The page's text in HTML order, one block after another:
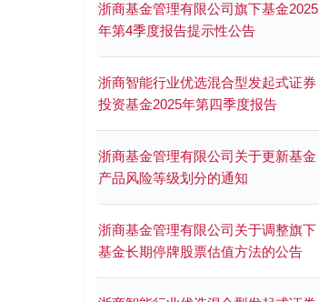
浙商基金管理有限公司旗下基金2025
年第4季度报告提示性公告
浙商智能行业优选混合型发起式证券
投资基金2025年第四季度报告
浙商基金管理有限公司关于更新基金
产品风险等级划分的通知
浙商基金管理有限公司关于调整旗下
基金长期停牌股票估值方法的公告